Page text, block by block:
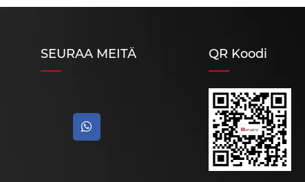
SEURAA MEITÄ QR Koodi